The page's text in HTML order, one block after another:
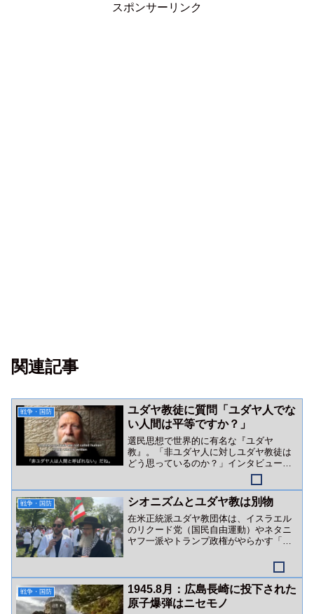
スポンサーリンク
関連記事
戦争・国防
ユダヤ教徒に質問「ユダヤ人でな
い人間は平等ですか？」
選民思想で世界的に有名な『ユダヤ
教』。「非ユダヤ人に対しユダヤ教徒は
どう思っているのか？」インタビュー動
戦争・国防 シオニズムとユダヤ教は別物
在米正統派ユダヤ教団体は、イスラエル
のリクード党（国民自由運動）やネタニ
ヤフ一派やトランプ政権がやらかす「ユ
戦争・国防
1945.8月：広島長崎に投下された
原子爆弾はニセモノ